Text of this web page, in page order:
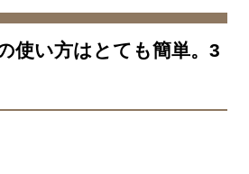
使い方はとても簡単。3